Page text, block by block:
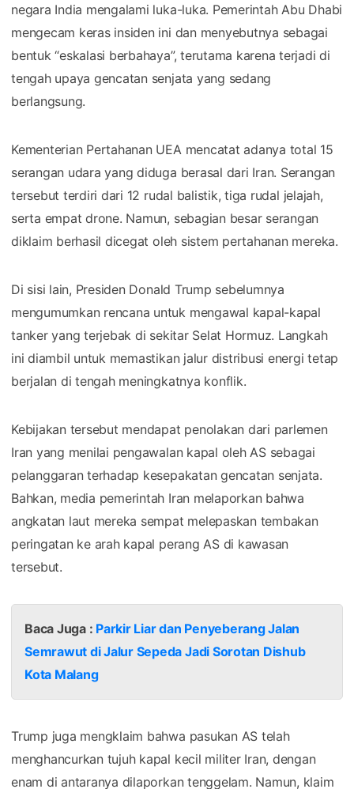
negara India mengalami luka-luka. Pemerintah Abu Dhabi
mengecam keras insiden ini dan menyebutnya sebagai
bentuk “eskalasi berbahaya”, terutama karena terjadi di
tengah upaya gencatan senjata yang sedang
berlangsung.
Kementerian Pertahanan UEA mencatat adanya total 15
serangan udara yang diduga berasal dari Iran. Serangan
tersebut terdiri dari 12 rudal balistik, tiga rudal jelajah,
serta empat drone. Namun, sebagian besar serangan
diklaim berhasil dicegat oleh sistem pertahanan mereka.
Di sisi lain, Presiden Donald Trump sebelumnya
mengumumkan rencana untuk mengawal kapal-kapal
tanker yang terjebak di sekitar Selat Hormuz. Langkah
ini diambil untuk memastikan jalur distribusi energi tetap
berjalan di tengah meningkatnya konflik.
Kebijakan tersebut mendapat penolakan dari parlemen
Iran yang menilai pengawalan kapal oleh AS sebagai
pelanggaran terhadap kesepakatan gencatan senjata.
Bahkan, media pemerintah Iran melaporkan bahwa
angkatan laut mereka sempat melepaskan tembakan
peringatan ke arah kapal perang AS di kawasan
tersebut.
Baca Juga : Parkir Liar dan Penyeberang Jalan
Semrawut di Jalur Sepeda Jadi Sorotan Dishub
Kota Malang
Trump juga mengklaim bahwa pasukan AS telah
menghancurkan tujuh kapal kecil militer Iran, dengan
enam di antaranya dilaporkan tenggelam. Namun, klaim